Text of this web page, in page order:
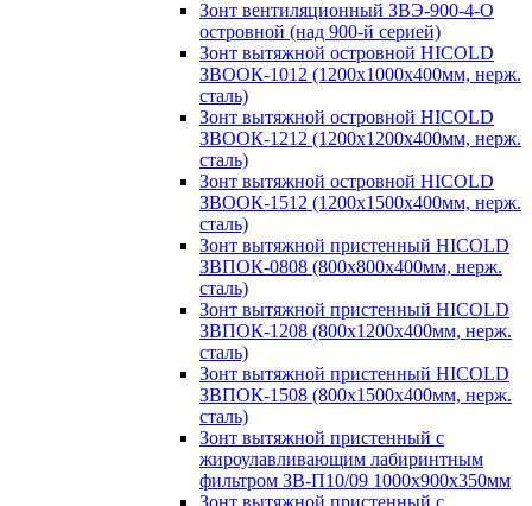
Зонт вентиляционный ЗВЭ-900-4-О
островной (над 900-й серией)
Зонт вытяжной островной HICOLD
ЗВООК-1012 (1200х1000х400мм, нерж.
сталь)
Зонт вытяжной островной HICOLD
ЗВООК-1212 (1200x1200x400мм, нерж.
сталь)
Зонт вытяжной островной HICOLD
ЗВООК-1512 (1200х1500х400мм, нерж.
сталь)
Зонт вытяжной пристенный HICOLD
ЗВПОК-0808 (800х800х400мм, нерж.
сталь)
Зонт вытяжной пристенный HICOLD
ЗВПОК-1208 (800х1200х400мм, нерж.
сталь)
Зонт вытяжной пристенный HICOLD
ЗВПОК-1508 (800х1500х400мм, нерж.
сталь)
Зонт вытяжной пристенный с
жироулавливающим лабиринтным
фильтром ЗВ-П10/09 1000х900х350мм
Зонт вытяжной пристенный с